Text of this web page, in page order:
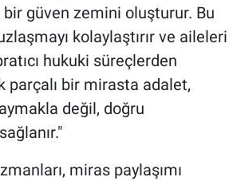
bir güven zemini oluşturur. Bu
kolaylaştırır ve aileleri
hukuki süreçlerden
parçalı bir mirasta adalet,
değil, doğru
miras paylaşımı